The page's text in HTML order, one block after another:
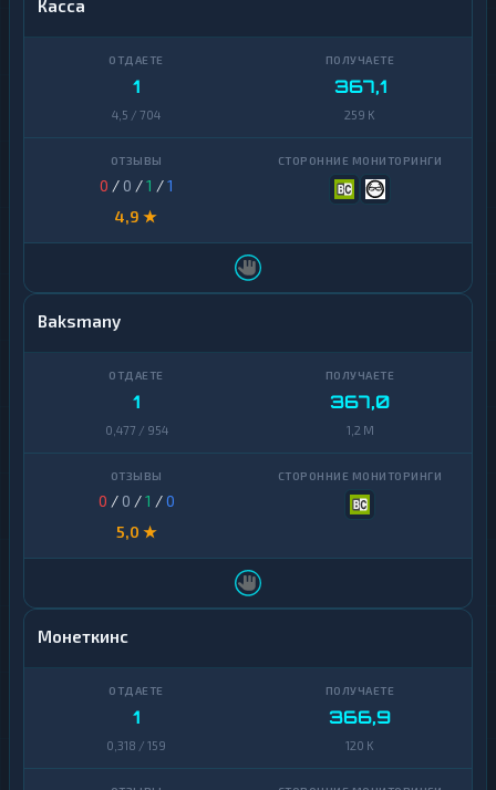
Касса
1
4,5 / 704
367,1
259 K
0 / 0 /1 /1
4,9 ★
Baksmany
1
0,477 / 954
367,0
1,2 M
0 / 0 /1 /0
5,0 ★
Монеткинс
1
0,318 / 159
366,9
120 K